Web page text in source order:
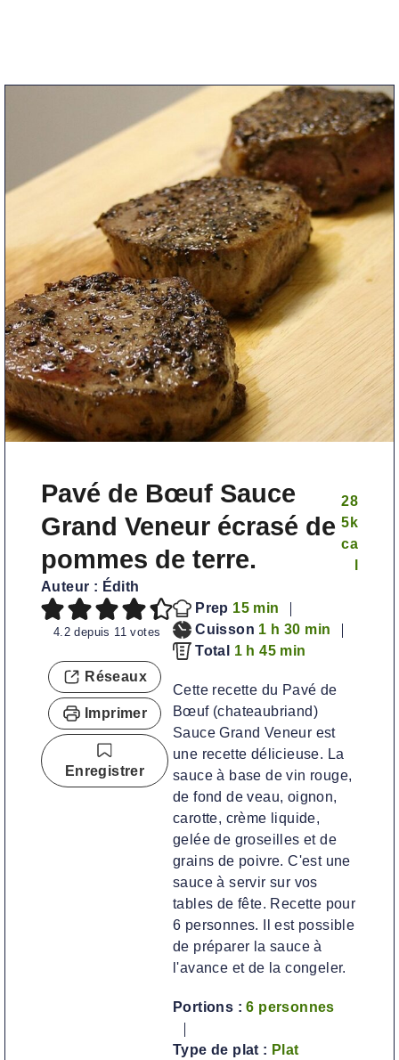
Pavé de Bœuf Sauce
Grand Veneur écrasé de
pommes de terre.
Auteur : Édith
28
5 k
ca
4.2depuis 11votes
Réseaux
Imprimer
Enregistrer
Prep 15m
i
n
t
e
s
min
Cuisson 1h
e
r
e
h 30m
i
u
t
e
s
min
Total 1h
u
r
e
h 45m
n
u
t
e
s
min
Cette recette du Pavé de
Bœuf (chateaubriand)
Sauce Grand Veneur est
une recette délicieuse. La
sauce à base de vin rouge,
de fond de veau, oignon,
carotte, crème liquide,
gelée de groseilles et de
grains de poivre. C'est une
sauce à servir sur vos
tables de fête. Recette pour
6 personnes. Il est possible
de préparer la sauce à
l'avance et de la congeler.
Portions :6 personnes
Type de plat : Plat